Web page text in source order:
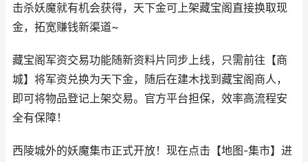
击杀妖魔就有机会获得，天下金可上架藏宝阁直接换取现
金，拓宽赚钱新渠道~
藏宝阁军资交易功能随新资料片同步上线，只需前往【商
城】将军资兑换为天下金，随后在建木找到藏宝阁商人，
即可将物品登记上架交易。官方平台担保，效率高流程安
全有保障！
西陵城外的妖魔集市正式开放！现在点击【地图-集市】进